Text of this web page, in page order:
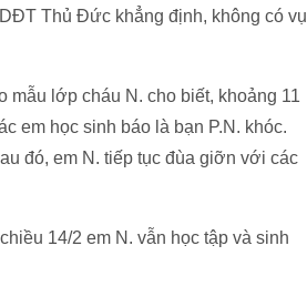
Thủ Đức khẳng định, không có vụ
mẫu lớp cháu N. cho biết, khoảng 11
em học sinh báo là bạn P.N. khóc.
đó, em N. tiếp tục đùa giỡn với các
14/2 em N. vẫn học tập và sinh